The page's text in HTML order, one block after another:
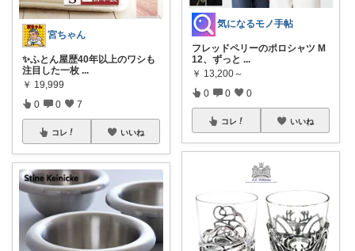
宮ちゃん
✨ふとん屋歴40年以上のワシも
注目した一枚 ...
￥ 19,999
0 0 7
コレ いいね
気になるモノ手帖
フレッドペリーのポロシャツ M
12、ずっと ...
￥ 13,200～
0 0 0
コレ いいね